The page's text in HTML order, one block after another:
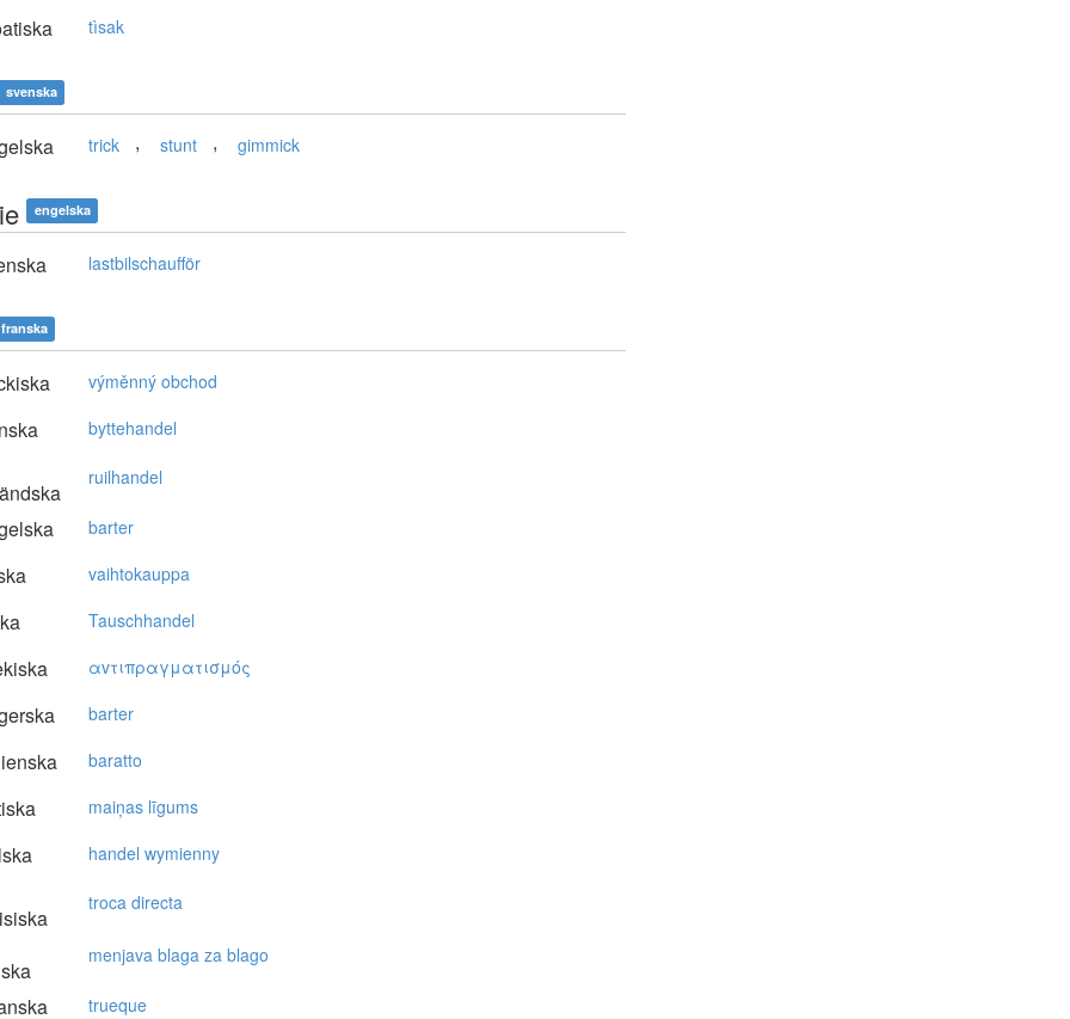
tìsak
svenska
trick , stunt , gimmick
engelska
lastbilschaufför
franska
výměnný obchod
byttehandel
ruilhandel
barter
vaihtokauppa
Tauschhandel
αvτιπραγματισμός
barter
baratto
maiņas līgums
handel wymienny
troca directa
menjava blaga za blago
trueque